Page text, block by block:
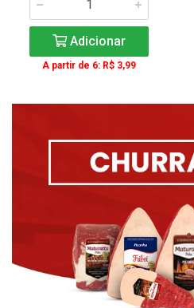
Adicionar
A partir de 6: R$ 3,99